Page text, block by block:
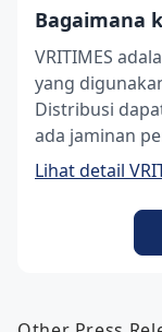
Bagaimana
VRITIMES
yang
Distribusi
ada jaminan
Lihat detail